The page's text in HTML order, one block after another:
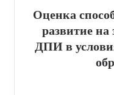
Оценка
развитие
ДПИ в